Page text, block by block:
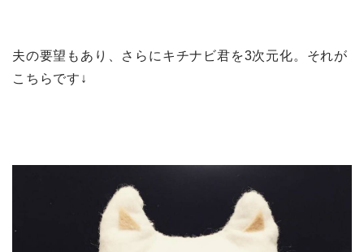
夫の要望もあり、さらにキチナビ君を3次元化。それが
こちらです↓